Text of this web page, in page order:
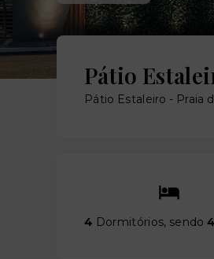
Pátio
Pátio Estaleiro - Praia
4 Dormitórios, sendo4